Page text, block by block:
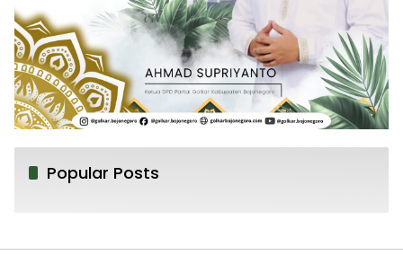
Popular Posts